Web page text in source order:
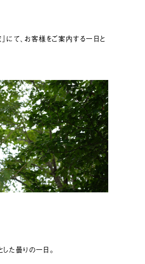
」にて、お客様をご案内する一日と
した曇りの一日。